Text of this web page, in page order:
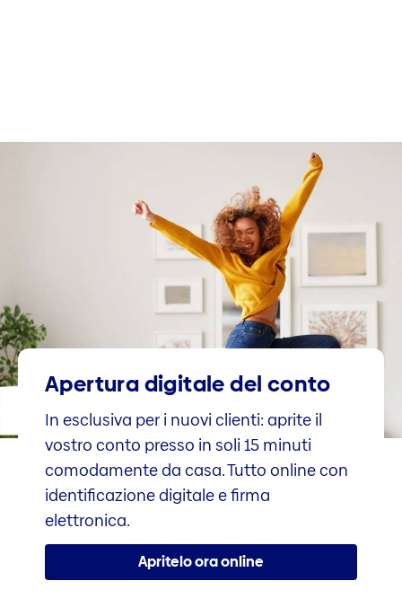
Apertura digitale del conto
In esclusiva per i nuovi clienti: aprite il
vostro conto presso in soli 15 minuti
comodamente da casa. Tutto online con
identificazione digitale e firma
elettronica.
Apritelo ora online